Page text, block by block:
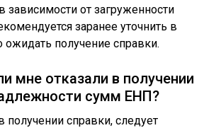
зависимости от загруженности
заранее уточнить в
получение справки.
мне отказали в получении
сумм ЕНП?
получении справки, следует